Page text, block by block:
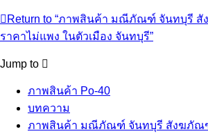
Return to “ภาพสินค้า มณีภัณฑ์ จันทบุรี
ราคาไม่แพง ในตัวเมือง จันทบุรี”
Jump to
ภาพสินค้า Po-40
บทความ
ภาพสินค้า มณีภัณฑ์ จันทบุรี สังฆภัณ